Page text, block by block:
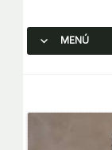
MENÚ